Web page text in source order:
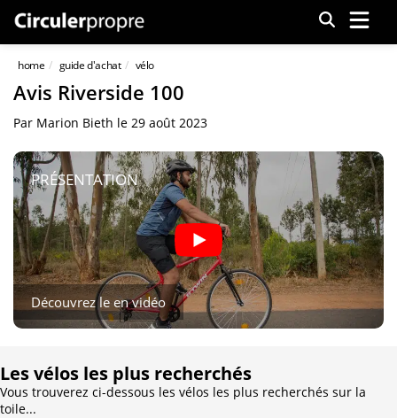
Menu
home guide d'achat vélo
Avis Riverside 100
Par Marion Bieth le 29 août 2023
PRÉSENTATION
Découvrez le en vidéo
Les vélos les plus recherchés
Vous trouverez ci-dessous les vélos les plus recherchés sur la
toile...